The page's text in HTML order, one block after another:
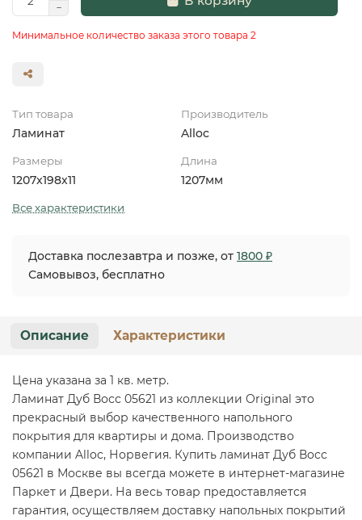
Минимальное количество заказа этого товара 2
Тип товара
Ламинат
Производитель
Alloc
Размеры
1207x198х11
Длина
1207мм
Все характеристики
Доставка послезавтра и позже, от 1800 ₽
Самовывоз, бесплатно
Описание Характеристики
Цена указана за 1 кв. метр.
Ламинат Дуб Восс 05621 из коллекции Original это
прекрасный выбор качественного напольного
покрытия для квартиры и дома. Производство
компании Alloc, Норвегия. Купить ламинат Дуб Восс
05621 в Москве вы всегда можете в интернет-магазине
Паркет и Двери. На весь товар предоставляется
гарантия, осуществляем доставку напольных покрытий